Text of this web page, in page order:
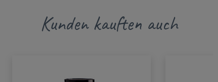
Kunden kauften auch